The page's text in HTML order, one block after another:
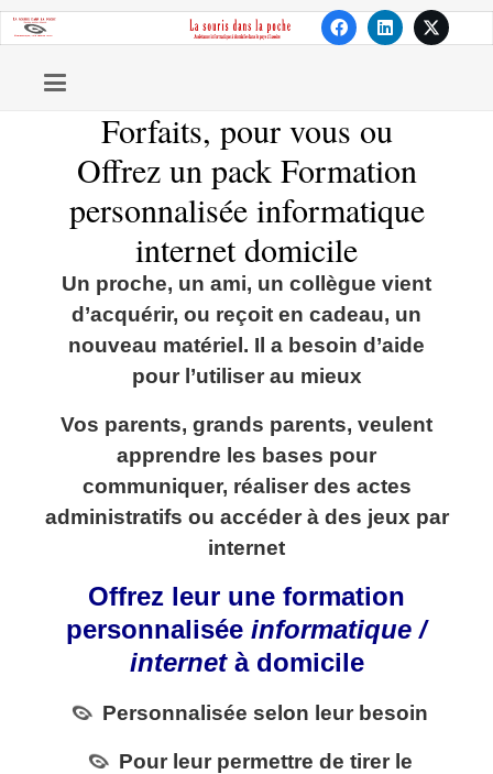
Forfaits, pour vous ou
Offrez un pack Formation
personnalisée informatique
internet domicile
Un proche, un ami, un collègue vient
d’acquérir, ou reçoit en cadeau, un
nouveau matériel. Il a besoin d’aide
pour l’utiliser au mieux
Vos parents, grands parents, veulent
apprendre les bases pour
communiquer, réaliser des actes
administratifs ou accéder à des jeux par
internet
Offrez leur une formation
personnalisée informatique /
internetà domicile
Personnalisée selon leur besoin
Pour leur permettre de tirer le